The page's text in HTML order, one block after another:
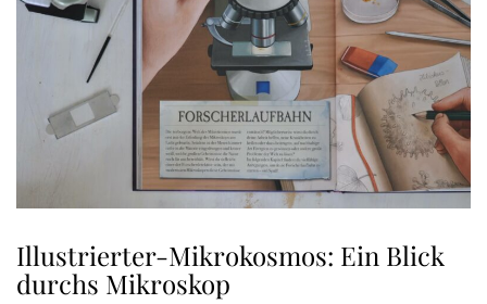
Illustrierter-Mikrokosmos: Ein Blick
durchs Mikroskop